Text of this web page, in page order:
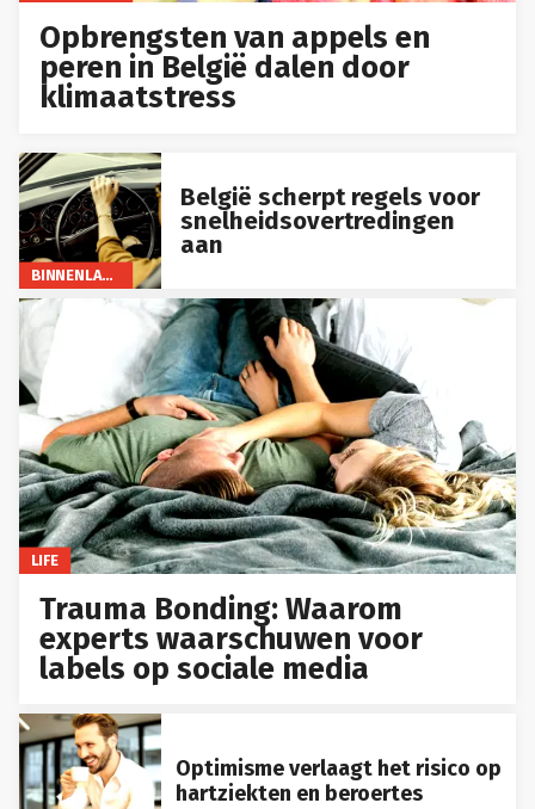
Opbrengsten van appels en
peren in België dalen door
klimaatstress
BINNENLAND
België scherpt regels voor
snelheidsovertredingen
aan
LIFE
Trauma Bonding: Waarom
experts waarschuwen voor
labels op sociale media
Optimisme verlaagt het risico op
hartziekten en beroertes